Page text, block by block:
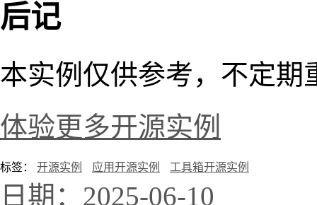
后记
本实例仅供参考，不定期
体验更多开源实例
标签： 开源实例 应用开源实例 工具箱开源实例
日期：2025-06-10